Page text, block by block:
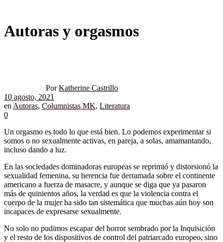
Autoras y orgasmos
Por Katherine Castrillo
10 agosto, 2021
enAutoras, Columnistas MK, Literatura
0
Un orgasmo es todo lo que está bien. Lo podemos experimentar si
somos o no sexualmente activas, en pareja, a solas, amamantando,
incluso dando a luz.
En las sociedades dominadoras europeas se reprimió y distorsionó la
sexualidad femenina, su herencia fue derramada sobre el continente
americano a fuerza de masacre, y aunque se diga que ya pasaron
más de quinientos años, la verdad es que la violencia contra el
cuerpo de la mujer ha sido tan sistemática que muchas aún hoy son
incapaces de expresarse sexualmente.
No solo no pudimos escapar del horror sembrado por la Inquisición
y el resto de los dispositivos de control del patriarcado europeo, sino